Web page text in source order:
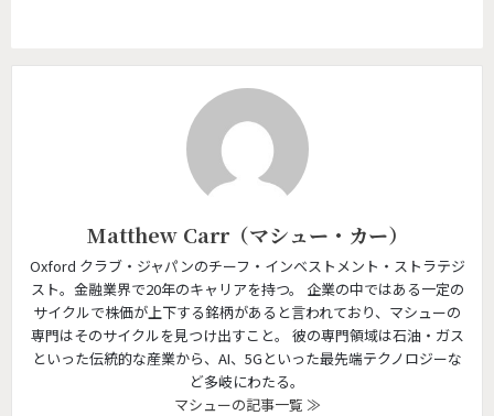
Matthew Carr（マシュー・カー）
Oxford クラブ・ジャパンのチーフ・インベストメント・ストラテジ
スト。金融業界で20年のキャリアを持つ。 企業の中ではある一定の
サイクルで株価が上下する銘柄があると言われており、マシューの
専門はそのサイクルを見つけ出すこと。 彼の専門領域は石油・ガス
といった伝統的な産業から、AI、5Gといった最先端テクノロジーな
ど多岐にわたる。
マシューの記事一覧 ≫